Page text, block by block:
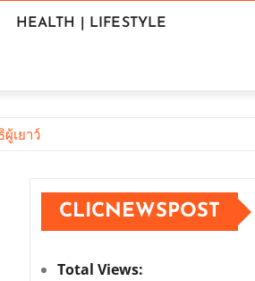
HEALTH | LIFESTYLE
เยาว์
CLICNEWSPOST
Total Views: